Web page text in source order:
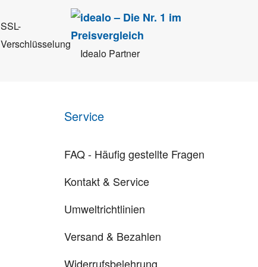
SSL-
Verschlüsselung
Idealo Partner
Service
FAQ - Häufig gestellte Fragen
Kontakt & Service
Umweltrichtlinien
Versand & Bezahlen
Widerrufsbelehrung